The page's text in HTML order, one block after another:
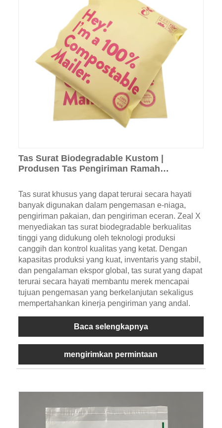
Tas Surat Biodegradable Kustom |
Produsen Tas Pengiriman Ramah
Tas surat khusus yang dapat terurai secara hayati
banyak digunakan dalam pengemasan e-niaga,
pengiriman pakaian, dan pengiriman eceran. Zeal X
menyediakan tas surat biodegradable berkualitas
tinggi yang didukung oleh teknologi produksi
canggih dan kontrol kualitas yang ketat. Dengan
kapasitas produksi yang kuat, inventaris yang stabil,
dan pengalaman ekspor global, tas surat yang dapat
terurai secara hayati membantu merek mencapai
tujuan pengemasan yang berkelanjutan sekaligus
mempertahankan kinerja pengiriman yang andal.
Baca selengkapnya
mengirimkan permintaan